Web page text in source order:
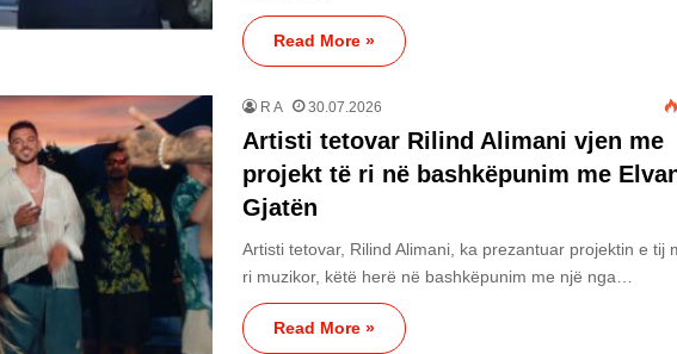
Read More »
R A 30.07.2026
Artisti tetovar Rilind Alimani vjen me
projekt të ri në bashkëpunim me
Gjatën
Artisti tetovar, Rilind Alimani, ka prezantuar projektin e tij
ri muzikor, këtë herë në bashkëpunim me një nga…
Read More »